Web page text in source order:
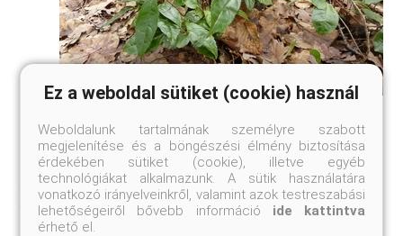
teaültetvényét
Gazdátlanság következtében hamarosan eltűnhet a világ
egyik legészakibb (DNy-Angliában van a legészakibb)
fekvésű teaültetvénye a kárpátaljai Munkács mellett. A
teacserjét (Camellia sinensis) 1949-ben honosították meg a
Munkácshoz közeli Vörös-hegyen (Kraszna horka) annak a
Ez a weboldal sütiket (cookie) használ
Weboldalunk tartalmának személyre szabott
megjelenítése és a böngészési élmény biztosítása
érdekében sütiket (cookie), illetve egyéb
technológiákat alkalmazunk. A sütik használatára
vonatkozó irányelveinkről, valamint azok testreszabási
lehetőségeiről bővebb információ ide kattintva
érhető el.